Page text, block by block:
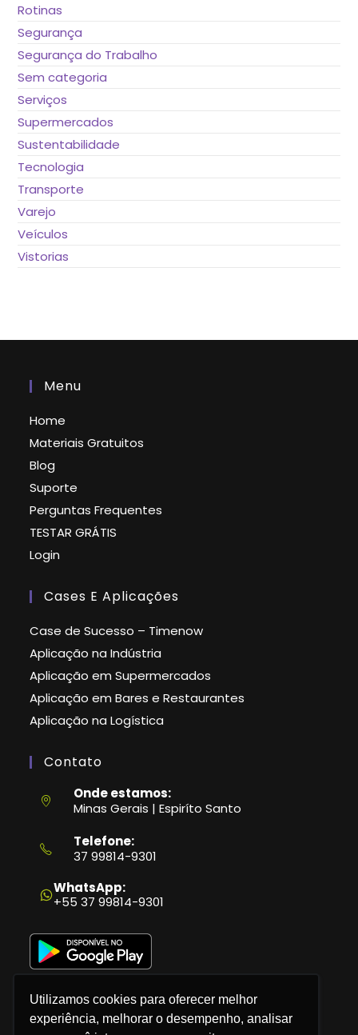
Utilizamos cookies para oferecer melhor
experiência, melhorar o desempenho, analisar
Rotinas
Segurança
Segurança do Trabalho
Sem categoria
Serviços
Supermercados
Sustentabilidade
Tecnologia
Transporte
Varejo
Veículos
Vistorias
Menu
Home
Materiais Gratuitos
Blog
Suporte
Perguntas Frequentes
TESTAR GRÁTIS
Login
Cases E Aplicações
Case de Sucesso – Timenow
Aplicação na Indústria
Aplicação em Supermercados
Aplicação em Bares e Restaurantes
Aplicação na Logística
Contato
Onde estamos:
Minas Gerais | Espiríto Santo
Telefone:
37 99814-9301
em
seu
aplicativo
WhatsApp:
+55 37 99814-9301